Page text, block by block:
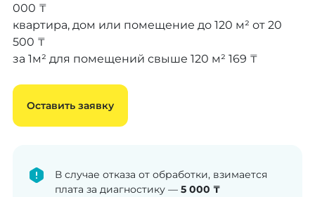
000 ₸
квартира, дом или помещение до 120 м² от 20
500 ₸
за 1м² для помещений свыше 120 м² 169 ₸
Оставить заявку
В случае отказа от обработки, взимается
плата за диагностику — 5 000 ₸